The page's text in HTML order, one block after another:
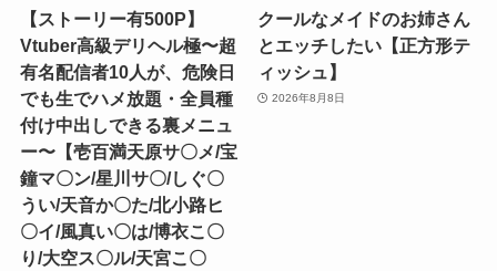
【ストーリー有500P】
Vtuber高級デリヘル極〜超
有名配信者10人が、危険日
でも生でハメ放題・全員種
付け中出しできる裏メニュ
ー〜【壱百満天原サ〇メ/宝
鐘マ〇ン/星川サ〇/しぐ〇
うい/天音か〇た/北小路ヒ
〇イ/風真い〇は/博衣こ〇
り/大空ス〇ル/天宮こ〇
クールなメイドのお姉さん
とエッチしたい【正方形テ
ィッシュ】
2026年8月8日